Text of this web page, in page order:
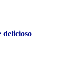
delicioso